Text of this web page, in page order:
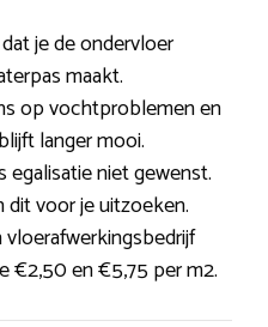
je de ondervloer
maakt.
op vochtproblemen en
langer mooi.
egalisatie niet gewenst.
dit voor je uitzoeken.
€2,50 en €5,75 per m2.